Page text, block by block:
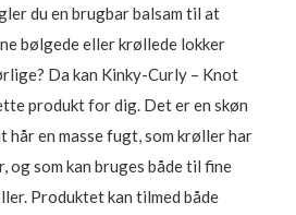
du en brugbar balsam til at
bølgede eller krøllede lokker
Da kan Kinky-Curly – Knot
produkt for dig. Det er en skøn
hår en masse fugt, som krøller har
og som kan bruges både til fine
Produktet kan tilmed både